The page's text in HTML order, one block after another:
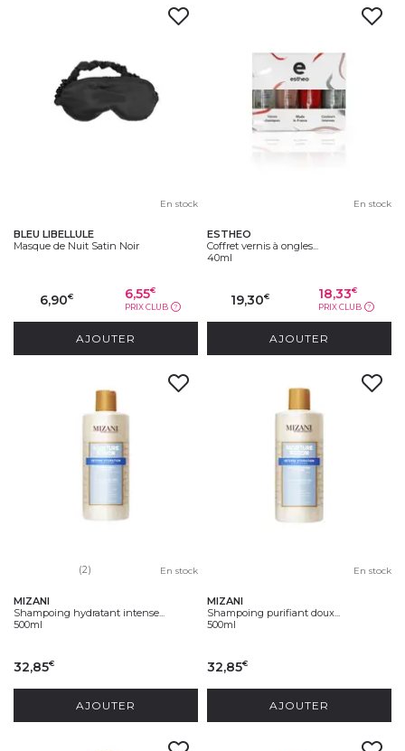
En stock
BLEU LIBELLULE
Masque de Nuit Satin Noir
6,90€ 6,55€
PRIX CLUB ?
AJOUTER
En stock
ESTHEO
Coffret vernis à ongles...
40ml
19,30€ 18,33€
PRIX CLUB ?
AJOUTER
(2) En stock
MIZANI
Shampoing hydratant intense...
500ml
32,85€
AJOUTER
En stock
MIZANI
Shampoing purifiant doux...
500ml
32,85€
AJOUTER